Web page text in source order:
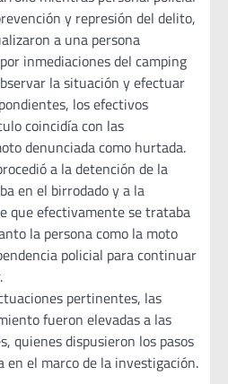
y represión del delito,
a una persona
inmediaciones del camping
la situación y efectuar
los efectivos
coincidía con las
denunciada como hurtada.
a la detención de la
en el birrodado y a la
que efectivamente se trataba
la persona como la moto
policial para continuar
pertinentes, las
fueron elevadas a las
quienes dispusieron los pasos
en el marco de la investigación.